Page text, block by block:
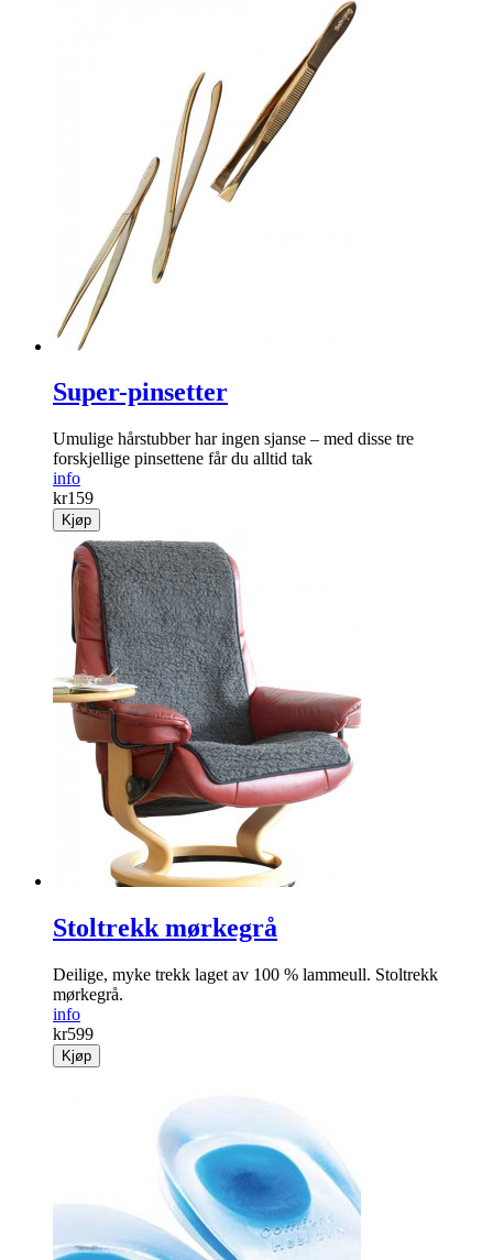
Super-pinsetter
Umulige hår­stubber har ingen sjanse – med disse tre
forskjellige pinsettene får du alltid tak
info
kr159
Kjøp
Stoltrekk mørkegrå
Deilige, myke trekk laget av 100 % lammeull. Stoltrekk
mørkegrå.
info
kr599
Kjøp